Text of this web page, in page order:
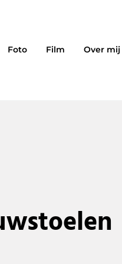
Foto Film Over mij